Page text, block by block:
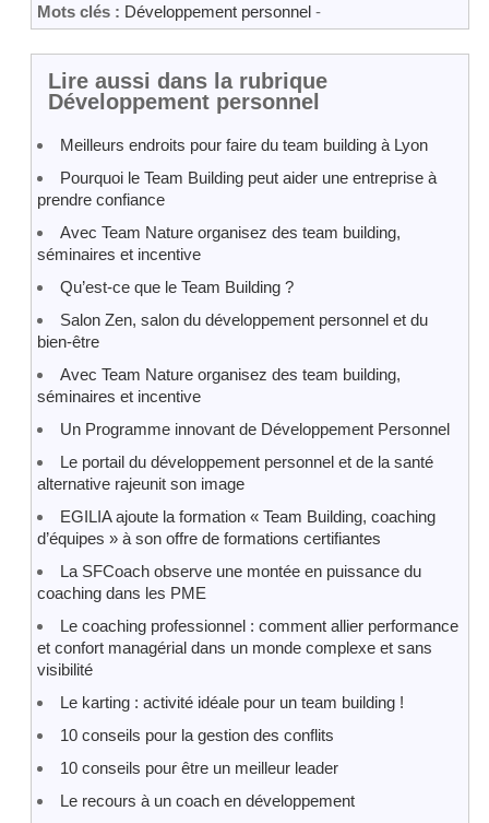
Mots clés : Développement personnel -
Lire aussi dans la rubrique
Développement personnel
Meilleurs endroits pour faire du team building à Lyon
Pourquoi le Team Building peut aider une entreprise à
prendre confiance
Avec Team Nature organisez des team building,
séminaires et incentive
Qu’est-ce que le Team Building ?
Salon Zen, salon du développement personnel et du
bien‐être
Avec Team Nature organisez des team building,
séminaires et incentive
Un Programme innovant de Développement Personnel
Le portail du développement personnel et de la santé
alternative rajeunit son image
EGILIA ajoute la formation « Team Building, coaching
d’équipes » à son offre de formations certifiantes
La SFCoach observe une montée en puissance du
coaching dans les PME
Le coaching professionnel : comment allier performance
et confort managérial dans un monde complexe et sans
visibilité
Le karting : activité idéale pour un team building !
10 conseils pour la gestion des conflits
10 conseils pour être un meilleur leader
Le recours à un coach en développement